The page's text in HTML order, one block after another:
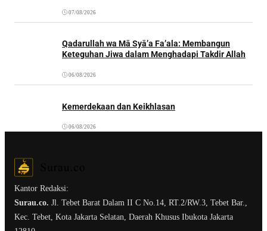
07/08/2026
Qadarullah wa Mā Syā’a Fa’ala: Membangun
Keteguhan Jiwa dalam Menghadapi Takdir Allah
06/08/2026
Kemerdekaan dan Keikhlasan
06/08/2026
Kantor Redaksi:
Surau.co. Jl. Tebet Barat Dalam II C No.14, RT.2/RW.3, Tebet Bar.,
Kec. Tebet, Kota Jakarta Selatan, Daerah Khusus Ibukota Jakarta